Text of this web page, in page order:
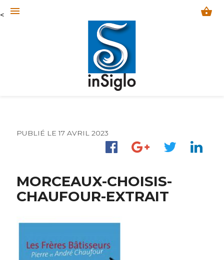
< menu shopping_basket
PUBLIÉ LE 17 AVRIL 2023
MORCEAUX-CHOISIS-
CHAUFOUR-EXTRAIT